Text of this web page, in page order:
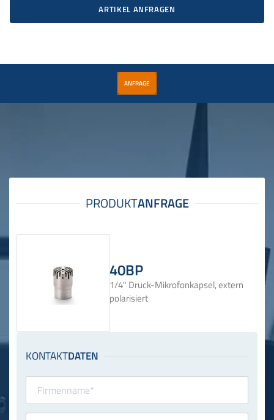
ARTIKEL ANFRAGEN
ANFRAGE
40BP
1/4" Druck-Mikrofonkapsel, extern
polarisiert